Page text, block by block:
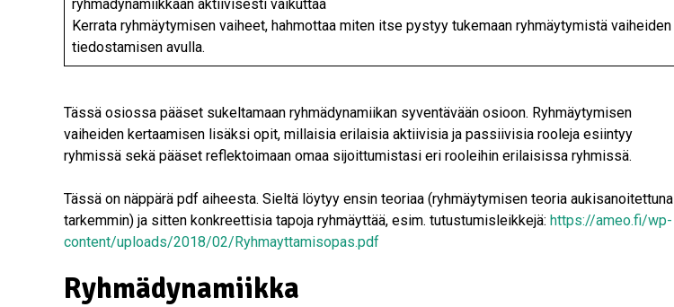
ryhmädynamiikkaan aktiivisesti vaikuttaa
Kerrata ryhmäytymisen vaiheet, hahmottaa miten itse pystyy tukemaan ryhmäytymistä vaiheiden
tiedostamisen avulla.
Tässä osiossa pääset sukeltamaan ryhmädynamiikan syventävään osioon. Ryhmäytymisen
vaiheiden kertaamisen lisäksi opit, millaisia erilaisia aktiivisia ja passiivisia rooleja esiintyy
ryhmissä sekä pääset reflektoimaan omaa sijoittumistasi eri rooleihin erilaisissa ryhmissä.
Tässä on näppärä pdf aiheesta. Sieltä löytyy ensin teoriaa (ryhmäytymisen teoria aukisanoitettuna
tarkemmin) ja sitten konkreettisia tapoja ryhmäyttää, esim. tutustumisleikkejä: https://ameo.fi/wp-
content/uploads/2018/02/Ryhmayttamisopas.pdf
Ryhmädynamiikka